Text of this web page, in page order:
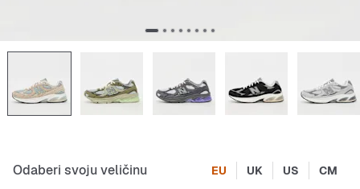
Odaberi svoju veličinu EU UK US CM